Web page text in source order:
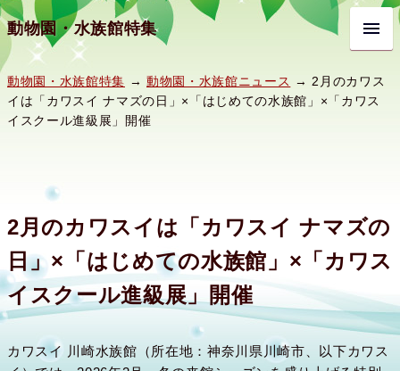
動物園・水族館特集
動物園・水族館特集 → 動物園・水族館ニュース → 2月のカワス
イは「カワスイ ナマズの日」×「はじめての水族館」×「カワス
イスクール進級展」開催
2月のカワスイは「カワスイ ナマズの
日」×「はじめての水族館」×「カワス
イスクール進級展」開催
カワスイ 川崎水族館（所在地：神奈川県川崎市、以下カワス